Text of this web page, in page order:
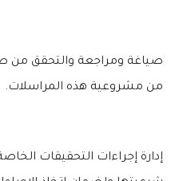
صياغة ومراجعة والتحقق من
من مشروعية هذه المراسلات.
إدارة إجراءات التحقيقات